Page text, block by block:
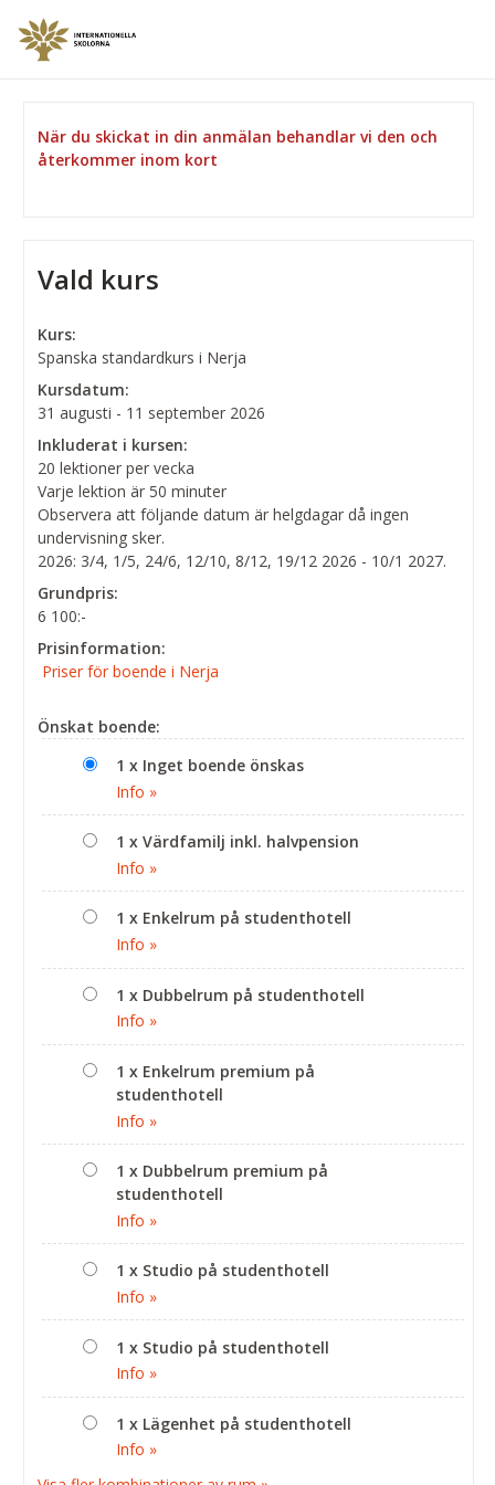
När du skickat in din anmälan behandlar vi den och
återkommer inom kort
Vald kurs
Kurs:
Spanska standardkurs i Nerja
Kursdatum:
31 augusti - 11 september 2026
Inkluderat i kursen:
20 lektioner per vecka
Varje lektion är 50 minuter
Observera att följande datum är helgdagar då ingen
undervisning sker.
2026: 3/4, 1/5, 24/6, 12/10, 8/12, 19/12 2026 - 10/1 2027.
Grundpris:
6 100:-
Prisinformation:
Priser för boende i Nerja
Önskat boende:
1 x Inget boende önskas
Info »
1 x Värdfamilj inkl. halvpension
Info »
1 x Enkelrum på studenthotell
Info »
1 x Dubbelrum på studenthotell
Info »
1 x Enkelrum premium på
studenthotell
Info »
1 x Dubbelrum premium på
studenthotell
Info »
1 x Studio på studenthotell
Info »
1 x Studio på studenthotell
Info »
1 x Lägenhet på studenthotell
Info »